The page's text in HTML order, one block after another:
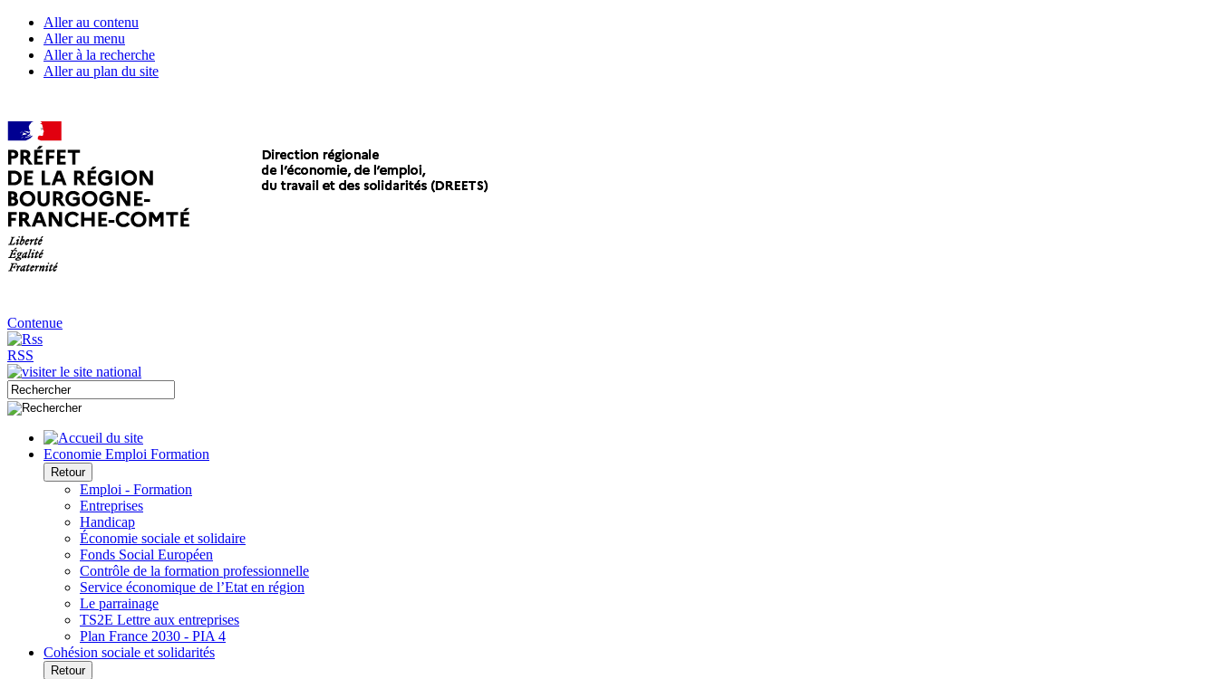
Aller au contenu
Aller au menu
Aller à la recherche
Aller au plan du site
Contenue
RSS
Economie Emploi Formation
Retour
Emploi - Formation
Entreprises
Handicap
Économie sociale et solidaire
Fonds Social Européen
Contrôle de la formation professionnelle
Service économique de l’Etat en région
Le parrainage
TS2E Lettre aux entreprises
Plan France 2030 - PIA 4
Cohésion sociale et solidarités
Retour